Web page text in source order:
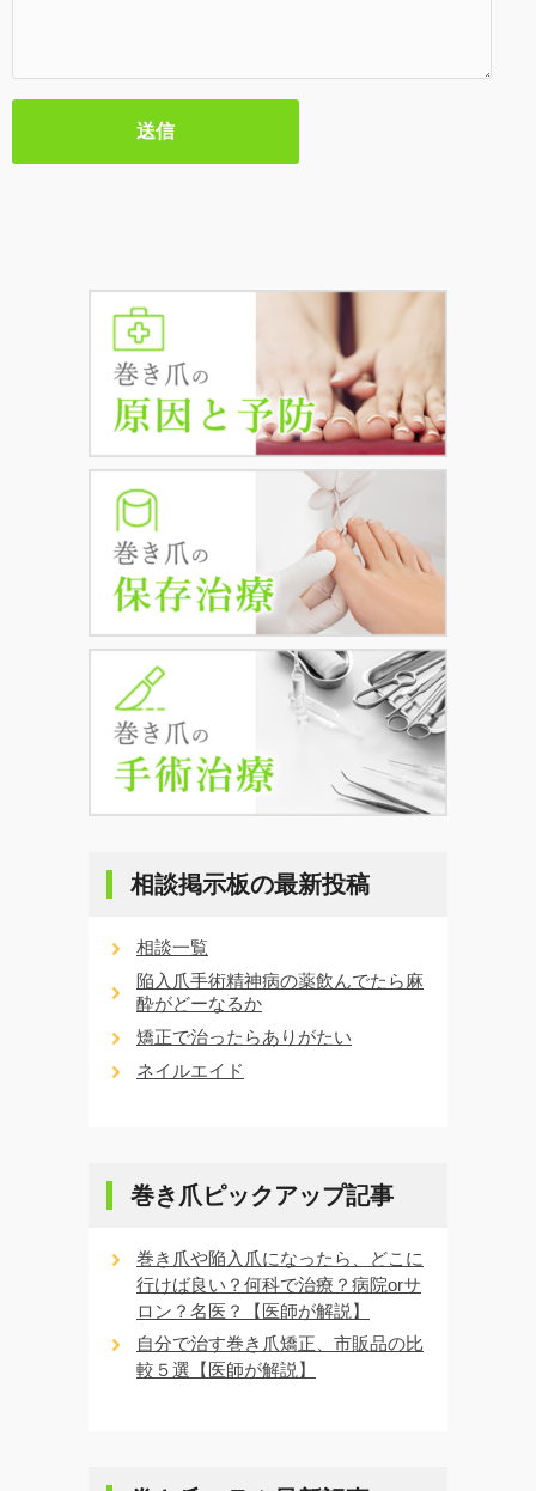
相談掲示板の最新投稿
相談一覧
陥入爪手術精神病の薬飲んでたら麻
酔がどーなるか
矯正で治ったらありがたい
ネイルエイド
巻き爪ピックアップ記事
巻き爪や陥入爪になったら、どこに
行けば良い？何科で治療？病院orサ
ロン？名医？【医師が解説】
自分で治す巻き爪矯正、市販品の比
較５選【医師が解説】